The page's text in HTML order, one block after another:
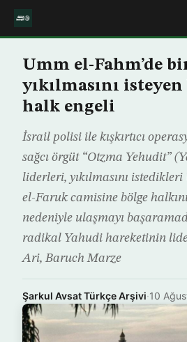
Umm el-Fahm’de
yıkılmasını
halk engeli
İsrail polisi ile kışkırtıcı
sağcı örgüt “Otzma Yehudit”
liderleri, yıkılmasını
el-Faruk camisine bölge
nedeniyle ulaşmayı
radikal Yahudi hareketinin
Ari, Baruch Marze
Şarkul Avsat Türkçe Arşivi·10